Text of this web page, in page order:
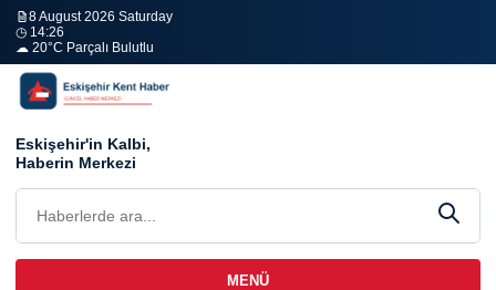
8 August 2026 Saturday
◷ 14:26
☁ 20°C Parçalı Bulutlu
Eskişehir'in Kalbi,
Haberin Merkezi
MENÜ